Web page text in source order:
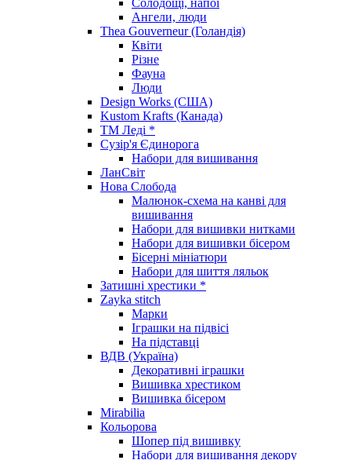
Ангели, люди
Thea Gouverneur (Голандія)
Квіти
Різне
Фауна
Люди
Design Works (США)
Kustom Krafts (Канада)
ТМ Леді *
Сузір'я Єдинорога
Набори для вишивання
ЛанСвіт
Нова Слобода
Малюнок-схема на канві для
вишивання
Набори для вишивки нитками
Набори для вишивки бісером
Бісерні мініатюри
Набори для шиття ляльок
Затишні хрестики *
Zayka stitch
Марки
Іграшки на підвісі
На підставці
ВДВ (Україна)
Декоративні іграшки
Вишивка хрестиком
Вишивка бісером
Mirabilia
Кольорова
Шопер під вишивку
Набори для вишивання декору